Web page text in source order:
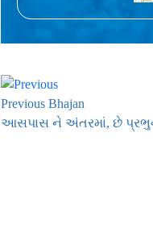
Previous Bhajan
આસપાસ ને અંતરમાં, છે